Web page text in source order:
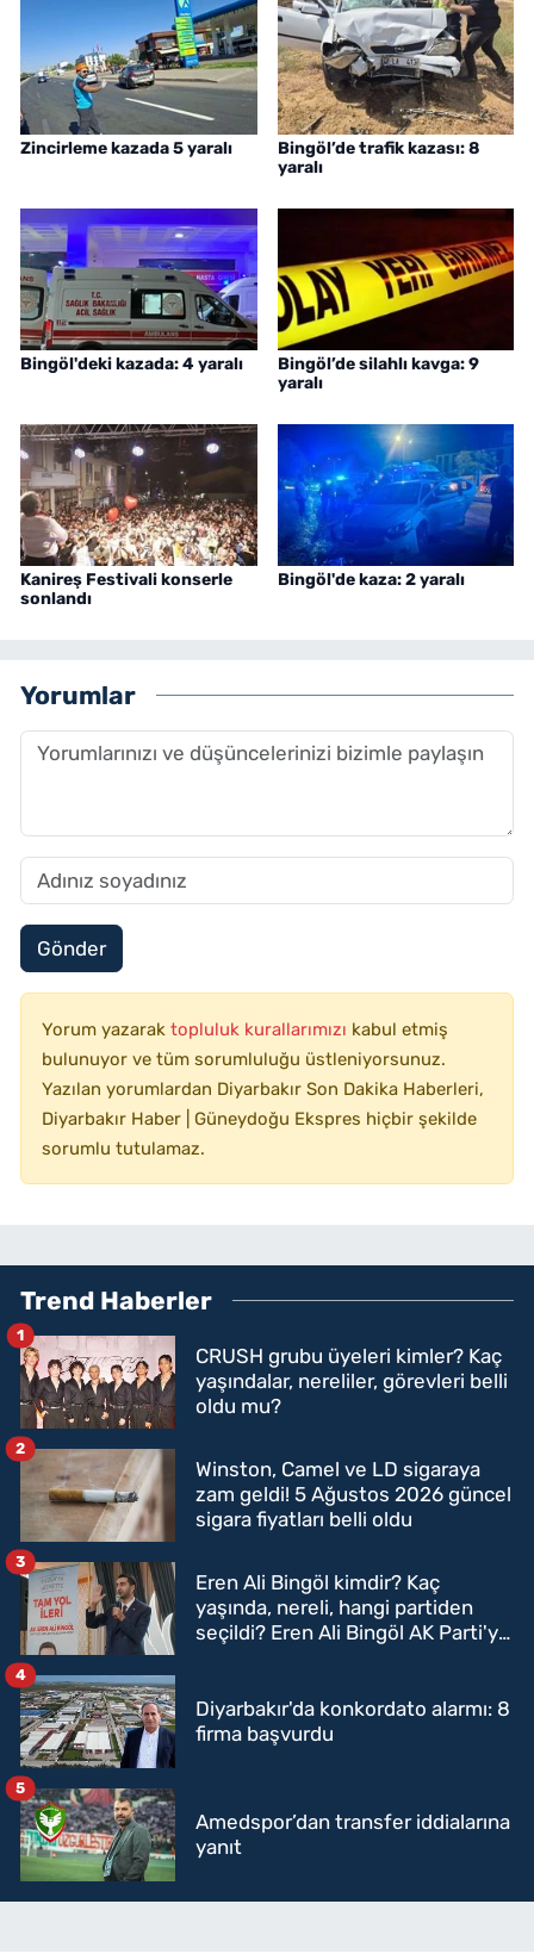
Zincirleme kazada 5 yaralı
Bingöl’de trafik kazası: 8
yaralı
Bingöl'deki kazada: 4 yaralı
Bingöl’de silahlı kavga: 9
yaralı
Kanireş Festivali konserle
sonlandı
Bingöl'de kaza: 2 yaralı
Yorumlar
Gönder
Yorum yazarak topluluk kurallarımızı kabul etmiş
bulunuyor ve tüm sorumluluğu üstleniyorsunuz.
Yazılan yorumlardan Diyarbakır Son Dakika Haberleri,
Diyarbakır Haber | Güneydoğu Ekspres hiçbir şekilde
sorumlu tutulamaz.
Trend Haberler
CRUSH grubu üyeleri kimler? Kaç
yaşındalar, nereliler, görevleri belli
oldu mu?
1
Winston, Camel ve LD sigaraya
zam geldi! 5 Ağustos 2026 güncel
sigara fiyatları belli oldu
2
Eren Ali Bingöl kimdir? Kaç
yaşında, nereli, hangi partiden
seçildi? Eren Ali Bingöl AK Parti'ye
3
Diyarbakır'da konkordato alarmı: 8
firma başvurdu
4
Amedspor’dan transfer iddialarına
yanıt
5